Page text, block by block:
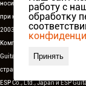
носит исключительно
при каких условиях не
2003-2026 ©ESP Guitars .
Компания Аваллон,
Guitars
в России,
странах СНГ и Балтии, а
ESP Co., Ltd., JapanиESP
работу с
обработку
Принять